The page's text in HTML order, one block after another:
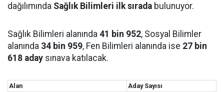
dağılımında Sağlık Bilimleri ilk sırada bulunuyor.
Sağlık Bilimleri alanında 41 bin 952, Sosyal Bilimler
alanında 34 bin 959, Fen Bilimleri alanında ise 27 bin
618 aday sınava katılacak.
Alan
Aday Sayısı